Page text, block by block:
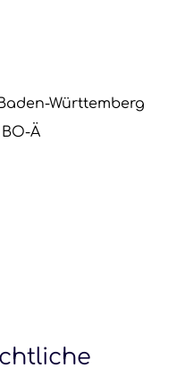
Württemberg
Ä